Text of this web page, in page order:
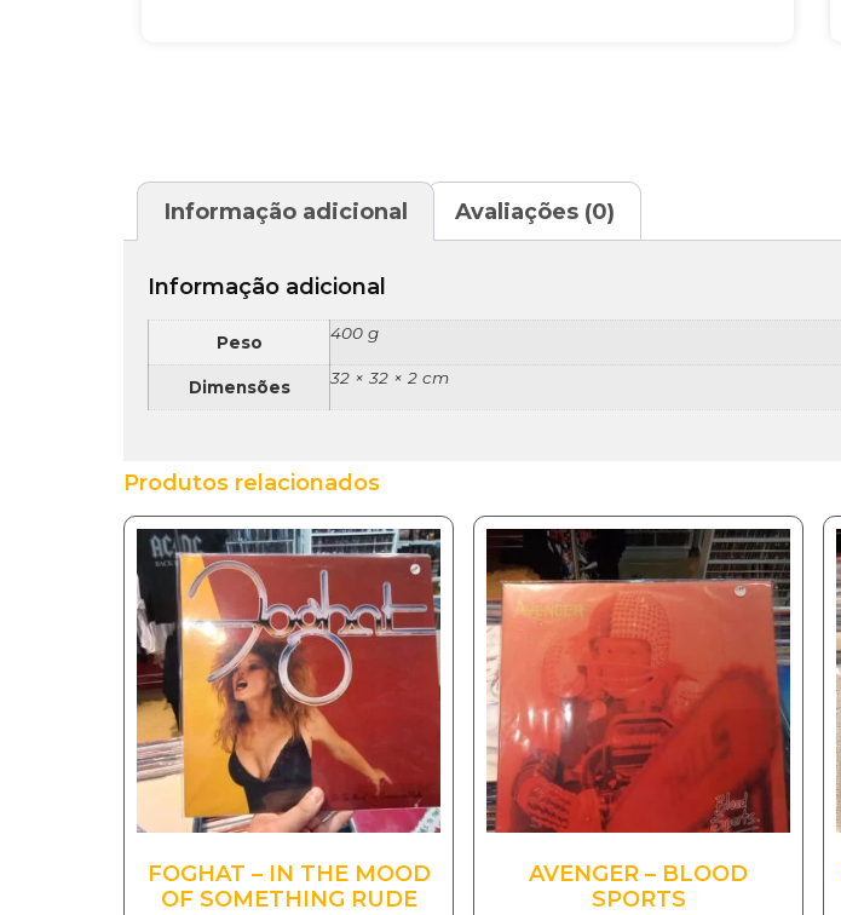
Informação adicional Avaliações (0)
Informação adicional
Peso 400 g
Dimensões 32 × 32 × 2 cm
Produtos relacionados
FOGHAT – IN THE MOOD
OF SOMETHING RUDE
AVENGER – BLOOD
SPORTS